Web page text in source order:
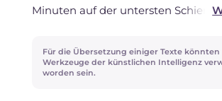
Minuten auf der untersten
eine knusprigere Panade können
verwenden.
Für die Übersetzung einiger Texte könnten
Werkzeuge der künstlichen Intelligenz
worden sein.